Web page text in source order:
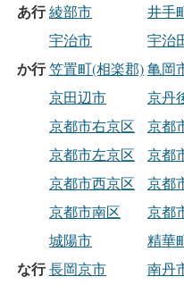
あ行綾部市 井手
宇治市
宇治
か行笠置町(相楽郡)亀岡
京田辺市
京丹
京都市右京区
京都
京都市左京区
京都
京都市西京区
京都
京都市南区
京都
城陽市
精華
な行長岡京市 南丹